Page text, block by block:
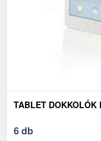
TABLET DOKKOLÓK
6 db